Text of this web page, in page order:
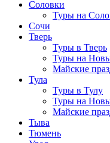
Соловки
Туры на
Сочи
Тверь
Туры в Тверь
Туры на
Майские
Тула
Туры в Тулу
Туры на
Майские
Тыва
Тюмень